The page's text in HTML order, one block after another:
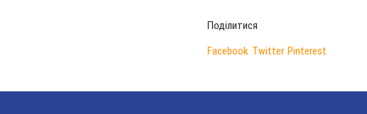
Поділитися
Facebook Twitter Pinterest